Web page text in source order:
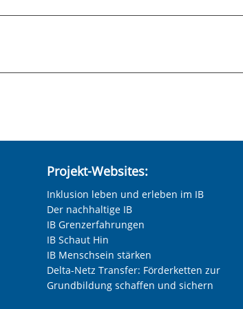
Sie "Marketing"-Tools von YouTube
Daher können wir erst mit Ihrer
diese auch zu eigenen Zwecken.
USA, wo kein gleichwertiges
ausgeschlossen werden. Alle
Sie in unserer Datenschutzerklärung.
jederzeit
Projekt-Websites:
Inklusion leben und erleben im IB
Der nachhaltige IB
IB Grenzerfahrungen
IB Schaut Hin
IB Menschsein stärken
Delta-Netz Transfer: Förderketten zur
Grundbildung schaffen und sichern